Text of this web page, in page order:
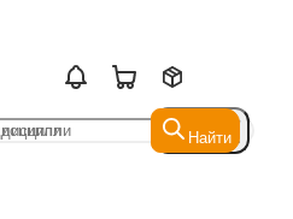
Найти
Найти